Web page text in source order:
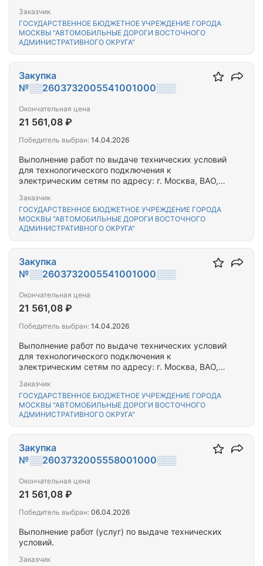
Заказчик
ГОСУДАРСТВЕННОЕ БЮДЖЕТНОЕ УЧРЕЖДЕНИЕ ГОРОДА
МОСКВЫ "АВТОМОБИЛЬНЫЕ ДОРОГИ ВОСТОЧНОГО
АДМИНИСТРАТИВНОГО ОКРУГА"
Выполнение работ по выдаче технических условий
для технологического подключения к
электрическим сетям по адресу: г. Москва, ВАО,
Заказчик
ГОСУДАРСТВЕННОЕ БЮДЖЕТНОЕ УЧРЕЖДЕНИЕ ГОРОДА
МОСКВЫ "АВТОМОБИЛЬНЫЕ ДОРОГИ ВОСТОЧНОГО
АДМИНИСТРАТИВНОГО ОКРУГА"
Закупка
№░░2603732005541001000░░░
Окончательная цена
21 561,08 ₽
Победитель выбран: 14.04.2026
Выполнение работ по выдаче технических условий
для технологического подключения к
электрическим сетям по адресу: г. Москва, ВАО,
бульвар, д. 47
Заказчик
ГОСУДАРСТВЕННОЕ БЮДЖЕТНОЕ УЧРЕЖДЕНИЕ ГОРОДА
МОСКВЫ "АВТОМОБИЛЬНЫЕ ДОРОГИ ВОСТОЧНОГО
АДМИНИСТРАТИВНОГО ОКРУГА"
Закупка
№░░2603732005541001000░░░
Окончательная цена
21 561,08 ₽
Победитель выбран: 14.04.2026
Выполнение работ (услуг) по выдаче технических
условий.
Заказчик
Закупка
№░░2603732005558001000░░░
Окончательная цена
21 561,08 ₽
Победитель выбран: 06.04.2026